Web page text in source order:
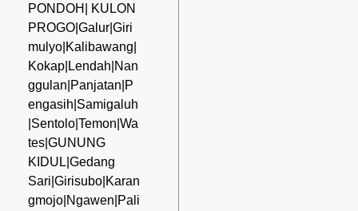
PONDOH| KULON
PROGO|Galur|Giri
mulyo|Kalibawang|
Kokap|Lendah|Nan
ggulan|Panjatan|P
engasih|Samigaluh
|Sentolo|Temon|Wa
tes|GUNUNG
KIDUL|Gedang
Sari|Girisubo|Karan
gmojo|Ngawen|Pali